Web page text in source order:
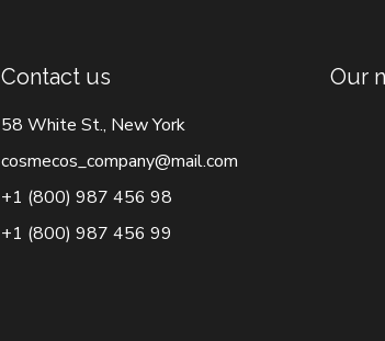
Contact us
58 White St., New York
cosmecos_company@mail.com
+1 (800) 987 456 98
+1 (800) 987 456 99
Our